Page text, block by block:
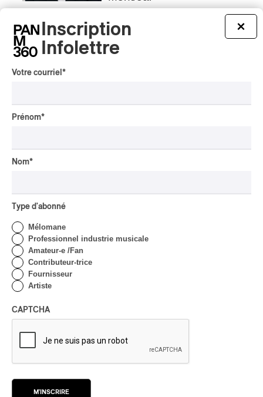
INTERVIEW
AUTOCHTONE
Présence autochtone
INTERVIEW
Concerts aux Îles du
CLASSIQUE/
Concerts aux Îles du Bic |
×
Inscription
Infolettre
Votre courriel *
Prénom*
Nom*
Type d'abonné
Mélomane
Professionnel industrie musicale
Amateur-e /Fan
Contributeur-trice
Fournisseur
Artiste
CAPTCHA
M'INSCRIRE